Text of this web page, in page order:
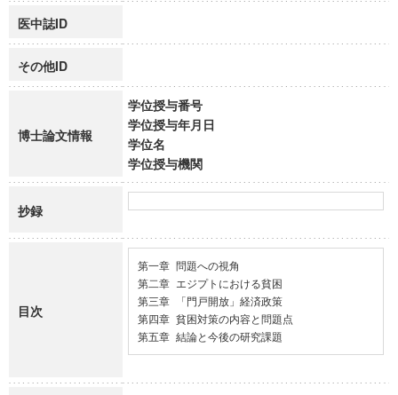
医中誌ID
その他ID
博士論文情報
学位授与番号
学位授与年月日
学位名
学位授与機関
抄録
目次
第一章 問題への視角
第二章 エジプトにおける貧困
第三章 「門戸開放」経済政策
第四章 貧困対策の内容と問題点
第五章 結論と今後の研究課題